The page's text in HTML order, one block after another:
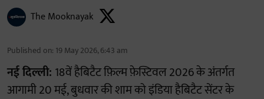
The Mooknayak
Published on: 19 May 2026, 6:43 am
नई दिल्ली: 18वें हैबिटैट फ़िल्म फ़ेस्टिवल 2026 के अंतर्गत
आगामी 20 मई, बुधवार की शाम को इंडिया हैबिटैट सेंटर के